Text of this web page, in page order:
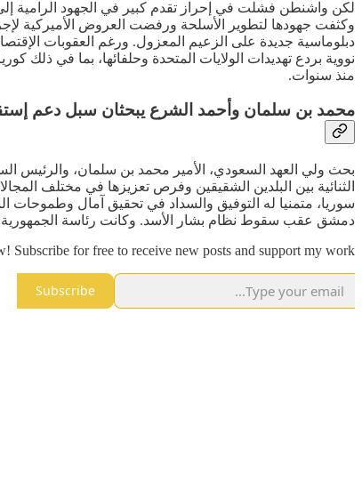
وكثفت جهودها لتطوير الأسلحة ورفضت العروض الأميركية
منذ سنوات.
محمد بن سلمان وأحمد الشرع يبحثان سبل دعم
بحث ولي العهد السعودي، الأمير محمد بن سلمان، والرئيس
الثنائية بين البلدين الشقيقين وفرص تعزيزها في مختلف
سوريا، متمنيا له التوفيق والسداد في تحقيق آمال
دمشق عقب سقوط نظام بشار الأسد. وكانت رئاسة الجمهورية
Subscribe for free to receive new posts and support my work.
Subscribe